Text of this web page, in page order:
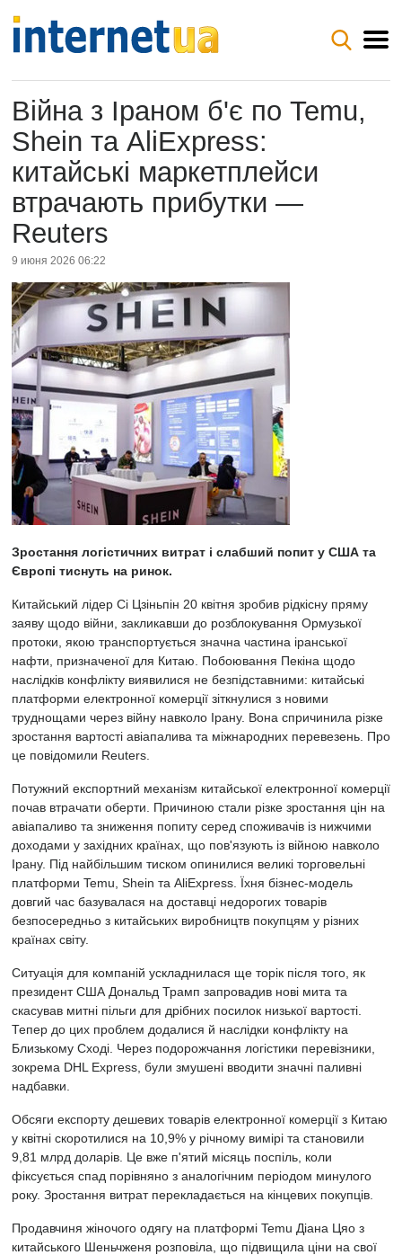
Війна з Іраном б'є по Temu,
Shein та AliExpress:
китайські маркетплейси
втрачають прибутки —
Reuters
9 июня 2026 06:22
Зростання логістичних витрат і слабший попит у США та
Європі тиснуть на ринок.
Китайський лідер Сі Цзіньпін 20 квітня зробив рідкісну пряму
заяву щодо війни, закликавши до розблокування Ормузької
протоки, якою транспортується значна частина іранської
нафти, призначеної для Китаю. Побоювання Пекіна щодо
наслідків конфлікту виявилися не безпідставними: китайські
платформи електронної комерції зіткнулися з новими
труднощами через війну навколо Ірану. Вона спричинила різке
зростання вартості авіапалива та міжнародних перевезень. Про
це повідомили Reuters.
Потужний експортний механізм китайської електронної комерції
почав втрачати оберти. Причиною стали різке зростання цін на
авіапаливо та зниження попиту серед споживачів із нижчими
доходами у західних країнах, що пов'язують із війною навколо
Ірану. Під найбільшим тиском опинилися великі торговельні
платформи Temu, Shein та AliExpress. Їхня бізнес-модель
довгий час базувалася на доставці недорогих товарів
безпосередньо з китайських виробництв покупцям у різних
країнах світу.
Ситуація для компаній ускладнилася ще торік після того, як
президент США Дональд Трамп запровадив нові мита та
скасував митні пільги для дрібних посилок низької вартості.
Тепер до цих проблем додалися й наслідки конфлікту на
Близькому Сході. Через подорожчання логістики перевізники,
зокрема DHL Express, були змушені вводити значні паливні
надбавки.
Обсяги експорту дешевих товарів електронної комерції з Китаю
у квітні скоротилися на 10,9% у річному вимірі та становили
9,81 млрд доларів. Це вже п'ятий місяць поспіль, коли
фіксується спад порівняно з аналогічним періодом минулого
року. Зростання витрат перекладається на кінцевих покупців.
Продавчиня жіночого одягу на платформі Temu Діана Цяо з
китайського Шеньчженя розповіла, що підвищила ціни на свої